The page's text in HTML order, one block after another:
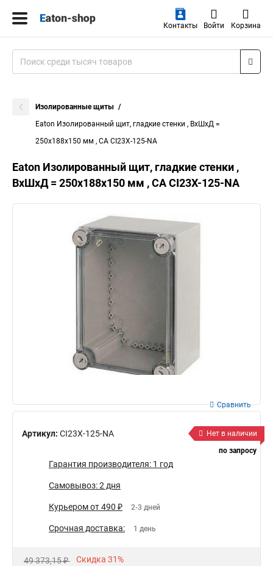
Контакты Войти Корзина
Изолированные щиты
Eaton Изолированный щит, гладкие стенки , ВхШхД =
250x188x150 мм , СА CI23X-125-NA
Eaton Изолированный щит, гладкие стенки ,
ВхШхД = 250x188x150 мм , СА CI23X-125-NA
Артикул: CI23X-125-NA
Сравнить
Нет в наличии
по запросу
Гарантия производителя: 1 год
Самовывоз: 2 дня
Курьером от 490 ₽ 2-3 дней
Срочная доставка: 1 день
49 373,15 ₽ Скидка 31%